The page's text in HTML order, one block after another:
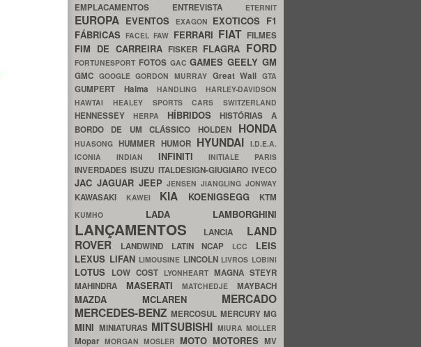
EMPLACAMENTOS ENTREVISTA ETERNIT
EUROPA EVENTOS EXAGON EXOTICOS F1
FÁBRICASFACELFAW FERRARI FIAT FILMES
FIM DE CARREIRA FISKER FLAGRA FORD
FORTUNESPORT FOTOS GACGAMESGEELYGM
GMC GOOGLEGORDON MURRAY Great WallGTA
GUMPERT HaimaHANDLINGHARLEY-DAVIDSON
HAWTAI HEALEY SPORTS CARS SWITZERLAND
HENNESSEY HERPA HÍBRIDOSHISTÓRIAS A
BORDO DE UM CLÁSSICO HOLDEN HONDA
HUASONGHUMMER HUMOR HYUNDAI I.D.E.A.
ICONIA INDIAN INFINITIINITIALE PARIS
INVERDADESISUZU ITALDESIGN-GIUGIAROIVECO
JAC JAGUAR JEEPJENSENJIANGLINGJONWAY
KAWASAKI KAWEI KIA KOENIGSEGG KTM
KUMHO LADA LAMBORGHINI
LANÇAMENTOS LANCIA LAND
ROVER
LANDWIND LATIN NCAP LCC LEIS
LEXUS LIFAN LIMOUSINE LINCOLN LIVROS LOBINI
LOTUS LOW COST LYONHEART MAGNA STEYR
MAHINDRA MASERATIMATCHEDJEMAYBACH
MAZDA MCLAREN MERCADO
MERCEDES-BENZMERCOSUL MERCURYMG
MINI MINIATURAS MITSUBISHI MIURA MOLLER
Mopar MORGAN MOSLER MOTO MOTORES MV